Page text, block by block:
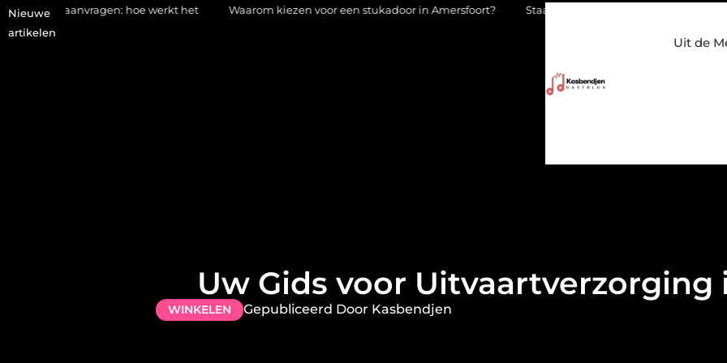
Nieuwe
artikelen
hoe werkt het Waarom kiezen voor een stukadoor in Amersfoort? Staalconstructiebedrijf Molenschot: vakmanschap
Uit de
Uw Gids voor Uitvaartverzorging
WINKELEN Gepubliceerd Door Kasbendjen